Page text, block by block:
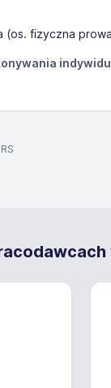
(os. fizyczna